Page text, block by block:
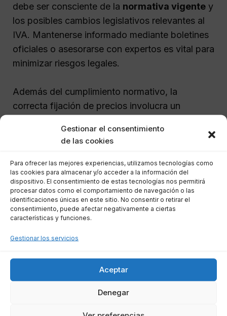
Gestionar el consentimiento
de las cookies
Para ofrecer las mejores experiencias, utilizamos tecnologías como
las cookies para almacenar y/o acceder a la información del
dispositivo. El consentimiento de estas tecnologías nos permitirá
procesar datos como el comportamiento de navegación o las
identificaciones únicas en este sitio. No consentir o retirar el
consentimiento, puede afectar negativamente a ciertas
características y funciones.
Gestionar los servicios
Aceptar
Denegar
debe ser consciente de la normativa vigente y
los posibles cambios legislativos relevantes al
IVA. Mantenerse informado mediante boletines
oficiales o asesorarse con expertos es vital para
minimizar riesgos legales.
Además del cumplimiento normativo, la
correcta fijación de precios involucra un
de producción, márgenes de beneficio y la
demasiado alto puede ahuyentar a los clientes,
mientras que uno demasiado bajo puede no
cubrir costes operativos o disminuir la
percepción de valor del producto.
Preguntas Frecuentes
¿Cuál es la diferencia entre los tipos
de IVA?
Los tipos de IVA, que songeneral